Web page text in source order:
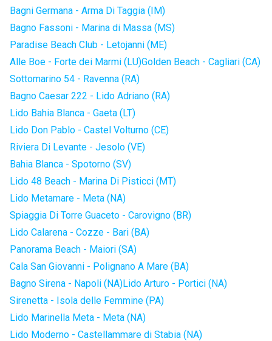
Bagni Germana - Arma Di Taggia (IM)
Bagno Fassoni - Marina di Massa (MS)
Paradise Beach Club - Letojanni (ME)
Alle Boe - Forte dei Marmi (LU)Golden Beach - Cagliari (CA)
Sottomarino 54 - Ravenna (RA)
Bagno Caesar 222 - Lido Adriano (RA)
Lido Bahia Blanca - Gaeta (LT)
Lido Don Pablo - Castel Volturno (CE)
Riviera Di Levante - Jesolo (VE)
Bahia Blanca - Spotorno (SV)
Lido 48 Beach - Marina Di Pisticci (MT)
Lido Metamare - Meta (NA)
Spiaggia Di Torre Guaceto - Carovigno (BR)
Lido Calarena - Cozze - Bari (BA)
Panorama Beach - Maiori (SA)
Cala San Giovanni - Polignano A Mare (BA)
Bagno Sirena - Napoli (NA)Lido Arturo - Portici (NA)
Sirenetta - Isola delle Femmine (PA)
Lido Marinella Meta - Meta (NA)
Lido Moderno - Castellammare di Stabia (NA)